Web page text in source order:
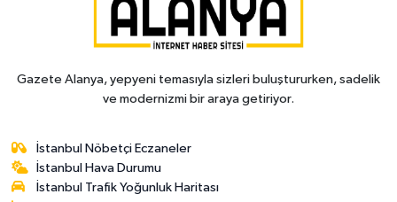
Gazete Alanya, yepyeni temasıyla sizleri buluştururken, sadelik
ve modernizmi bir araya getiriyor.
İstanbul Nöbetçi Eczaneler
İstanbul Hava Durumu
İstanbul Trafik Yoğunluk Haritası